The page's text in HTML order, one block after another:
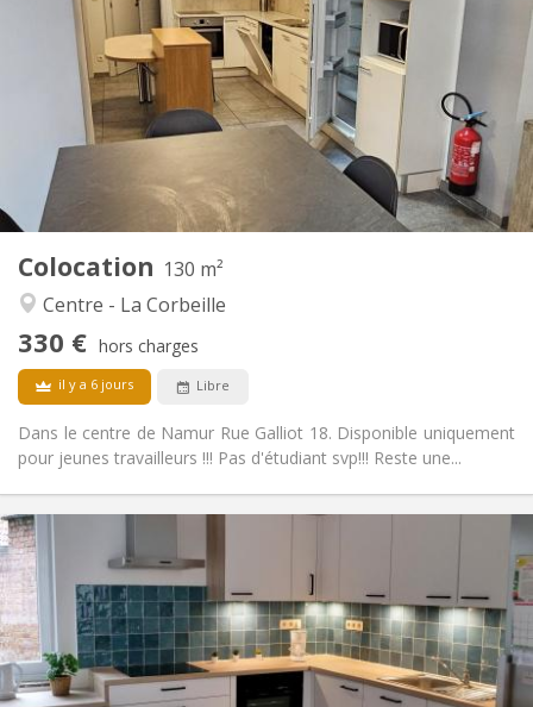
Colocation 130 m²
Centre - La Corbeille
330 € hors charges
il y a 6 jours Libre
Dans le centre de Namur Rue Galliot 18. Disponible uniquement
pour jeunes travailleurs !!! Pas d'étudiant svp!!! Reste une...
330 €
Charges:
12 mois
Domiciliation:
Acceptée
Aménagement
Salle de bain:
Commune
Cuisine:
Commune
Superficie:
130 m
2
Pièces privées:
1
Loyer:
Charges:
85 €
Durée:
12 mois
Domiciliation:
Acceptée
Aménagement